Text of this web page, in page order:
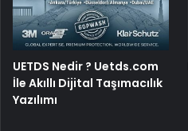
UETDS Nedir ? Uetds.com
İle Akıllı Dijital Taşımacılık
Yazılımı